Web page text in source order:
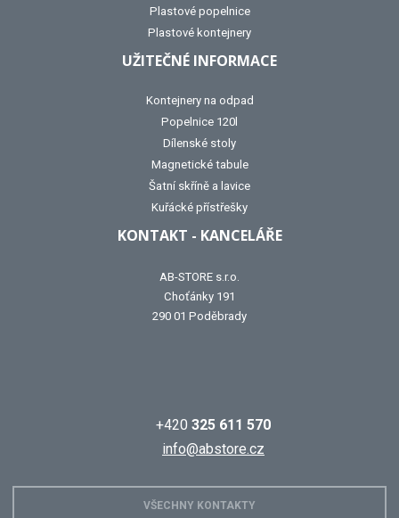
Plastové popelnice
Plastové kontejnery
UŽITEČNÉ INFORMACE
Kontejnery na odpad
Popelnice 120l
Dílenské stoly
Magnetické tabule
Šatní skříně a lavice
Kuřácké přístřešky
KONTAKT - KANCELÁŘE
AB-STORE s.r.o.
Choťánky 191
290 01 Poděbrady
+420 325 611 570
info@abstore.cz
VŠECHNY KONTAKTY